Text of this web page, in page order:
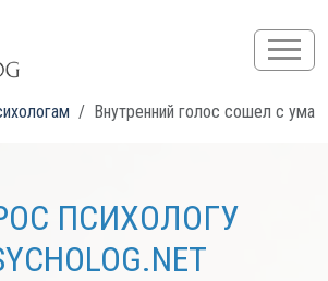
Внутренний голос сошел с ума
ПСИХОЛОГУ